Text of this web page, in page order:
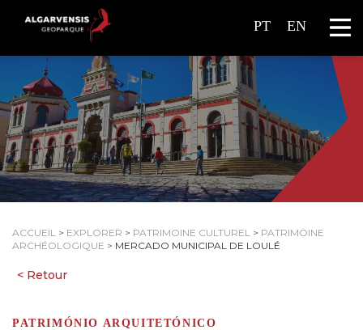
PT EN
ACCUEIL > EXPLORER > PATRIMOINE CULTUREL > PATRIMOINE
ARCHÉOLOGIQUE > MERCADO MUNICIPAL DE LOULÉ
PATRIMÓNIO ARQUITETÓNICO